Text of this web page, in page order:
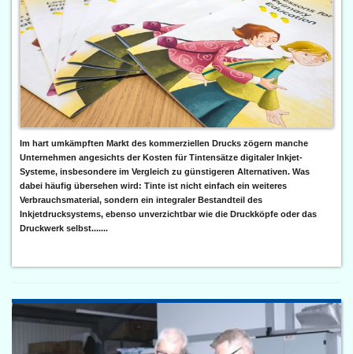
Im hart umkämpften Markt des kommerziellen Drucks zögern manche
Unternehmen angesichts der Kosten für Tintensätze digitaler Inkjet-
Systeme, insbesondere im Vergleich zu günstigeren Alternativen. Was
dabei häufig übersehen wird: Tinte ist nicht einfach ein weiteres
Verbrauchsmaterial, sondern ein integraler Bestandteil des
Inkjetdrucksystems, ebenso unverzichtbar wie die Druckköpfe oder das
Druckwerk selbst.......